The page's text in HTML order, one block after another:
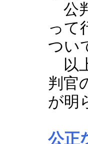
公
って
つい
以
判官
が明
公正